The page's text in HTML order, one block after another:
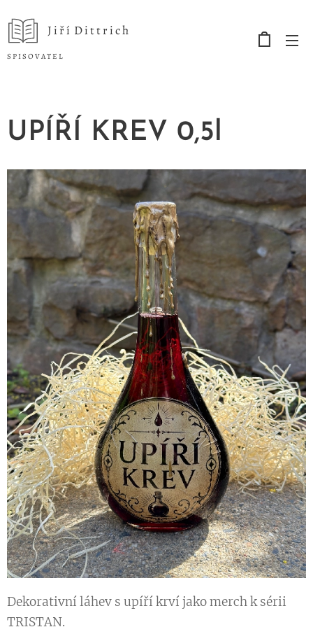
J i ř í D i t t r i c h
S P I S O V A T E L
UPÍŘÍ KREV 0,5l
Dekorativní láhev s upíří krví jako merch k sérii
TRISTAN.